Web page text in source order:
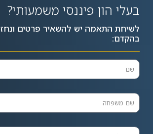
בעלי הון פיננסי משמעותי?
לשיחת התאמה יש להשאיר פרטים
בהקדם: